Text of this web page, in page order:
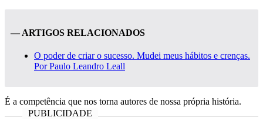
— ARTIGOS RELACIONADOS
O poder de criar o sucesso. Mudei meus hábitos e crenças.
Por Paulo Leandro Leall
É a competência que nos torna autores de nossa própria história.